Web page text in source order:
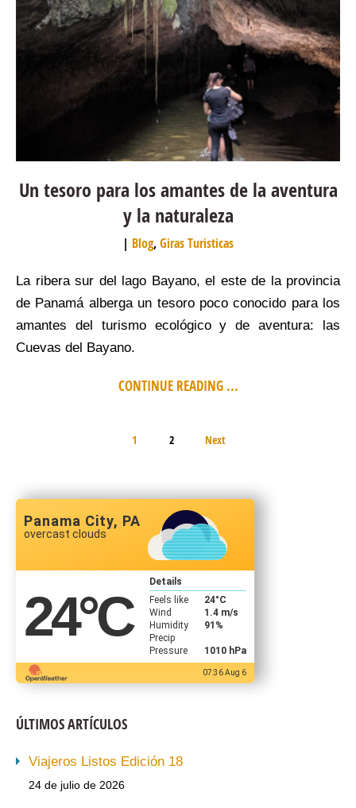
Un tesoro para los amantes de la aventura
y la naturaleza
Blog,Giras Turisticas
La ribera sur del lago Bayano, el este de la provincia
de Panamá alberga un tesoro poco conocido para los
amantes del turismo ecológico y de aventura: las
Cuevas del Bayano.
CONTINUE READING ...
1 2 Next
Panama City, PA
overcast clouds
24°C
Details
Feels like
24°C
Wind
1.4 m/s
Humidity
91%
Precip
Pressure
1010 hPa
07:36 Aug 6
ÚLTIMOS ARTÍCULOS
Viajeros Listos Edición 18
24 de julio de 2026